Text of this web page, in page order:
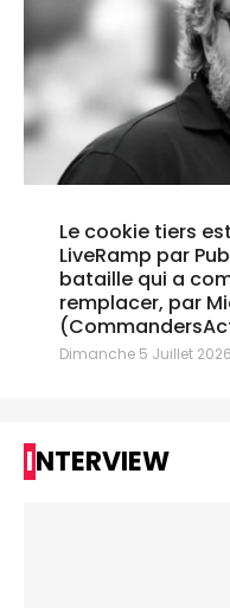
Le cookie tiers
LiveRamp par
bataille qui a
remplacer, par
Dimanche 5 Juillet 2026
INTERVIEW